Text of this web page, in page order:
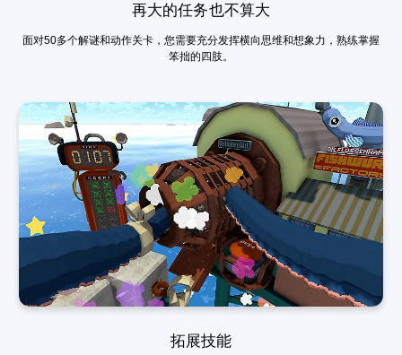
再大的任务也不算大
面对50多个解谜和动作关卡，您需要充分发挥横向思维和想象力，熟练掌握
笨拙的四肢。
拓展技能